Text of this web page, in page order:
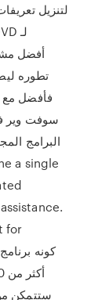
فأفضل مع
سوفت وير
البرامج
for
ستتمكن